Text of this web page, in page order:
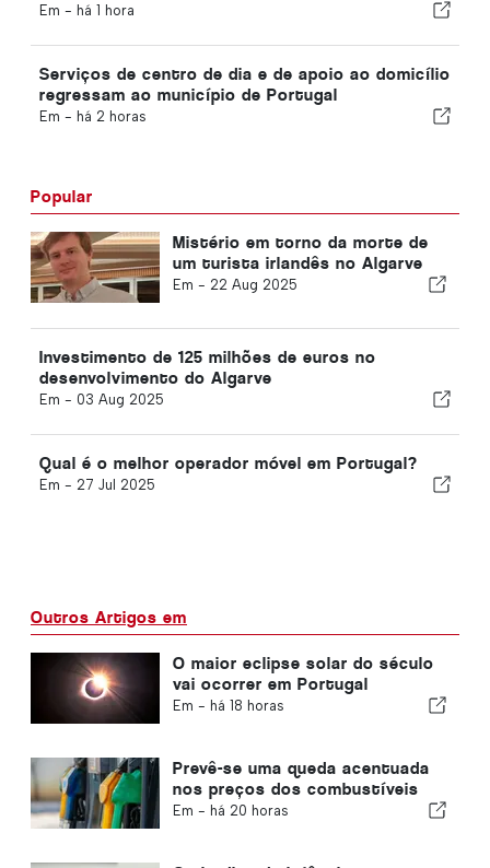
Em - há 1 hora
Serviços de centro de dia e de apoio ao domicílio
regressam ao município de Portugal
Em - há 2 horas
Popular
Mistério em torno da morte de
um turista irlandês no Algarve
Em - 22 Aug 2025
Investimento de 125 milhões de euros no
desenvolvimento do Algarve
Em - 03 Aug 2025
Qual é o melhor operador móvel em Portugal?
Em - 27 Jul 2025
Outros Artigos em
O maior eclipse solar do século
vai ocorrer em Portugal
Em - há 18 horas
Prevê-se uma queda acentuada
nos preços dos combustíveis
Em - há 20 horas